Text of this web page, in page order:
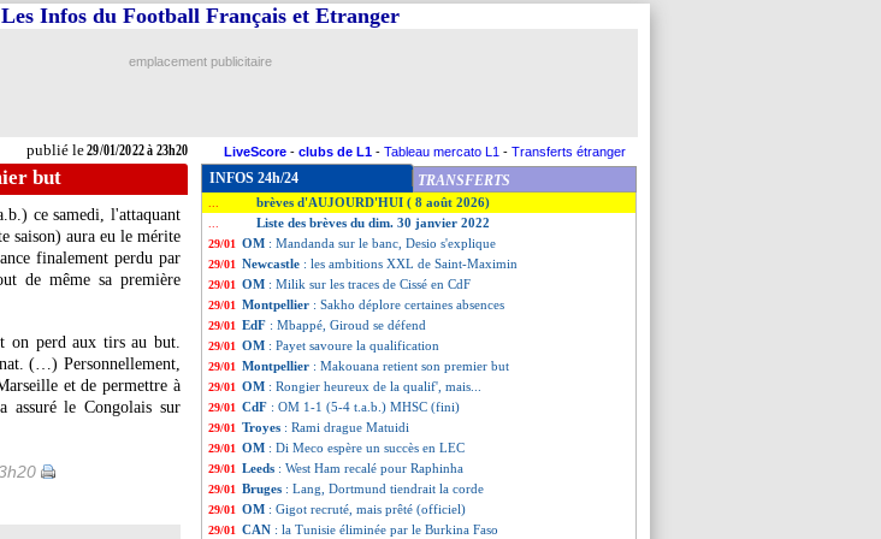
publié le29/01/2022 à 23h20
Les Infos du Football Français et Etranger
emplacement publicitaire
LiveScore - clubs de L1 - Tableau mercato L1 - Transferts étranger
but
ce samedi, l'attaquant
saison) aura eu le mérite
finalement perdu par
de même sa première
on perd aux tirs au but.
(…) Personnellement,
et de permettre à
le Congolais sur
INFOS 24h/24 TRANSFERTS
brèves d'AUJOURD'HUI ( 8 août 2026)
Liste des brèves du dim. 30 janvier 2022
29/01 OM : Mandanda sur le banc, Desio s'explique
29/01 Newcastle : les ambitions XXL de Saint-Maximin
29/01 OM : Milik sur les traces de Cissé en CdF
29/01 Montpellier : Sakho déplore certaines absences
29/01 EdF : Mbappé, Giroud se défend
29/01 OM : Payet savoure la qualification
29/01 Montpellier : Makouana retient son premier but
29/01 OM : Rongier heureux de la qualif', mais...
29/01 CdF : OM 1-1 (5-4 t.a.b.) MHSC (fini)
29/01 Troyes : Rami drague Matuidi
29/01 OM : Di Meco espère un succès en LEC
29/01 Leeds : West Ham recalé pour Raphinha
29/01 Bruges : Lang, Dortmund tiendrait la corde
29/01 OM : Gigot recruté, mais prêté (officiel)
29/01 CAN : la Tunisie éliminée par le Burkina Faso